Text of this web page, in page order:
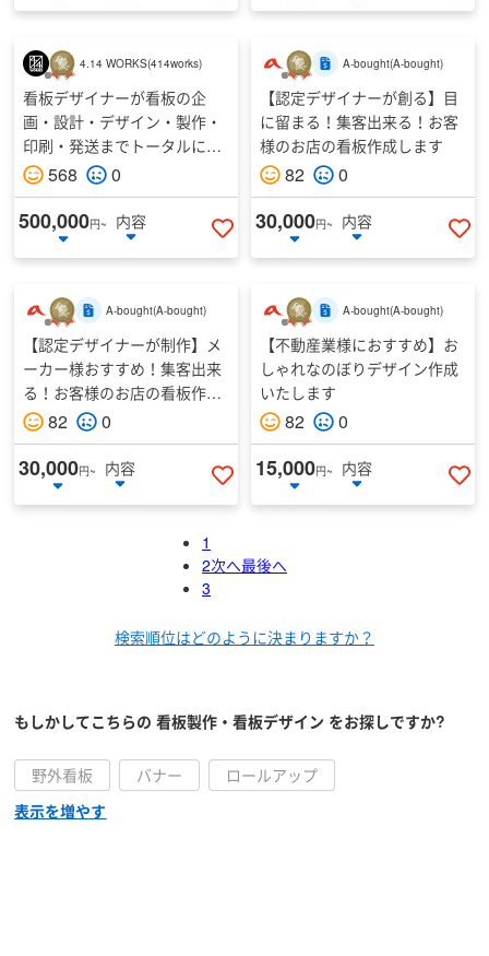
4.14 WORKS(414works)
看板デザイナーが看板の企
画・設計・デザイン・製作・
印刷・発送までトータルに行
います
568 0
500,000円~
内容
いいねする
A-bought(A-bought)
【認定デザイナーが創る】目
に留まる！集客出来る！お客
様のお店の看板作成します
82 0
30,000円~
内容
い
A-bought(A-bought)
【認定デザイナーが制作】メ
ーカー様おすすめ！集客出来
る！お客様のお店の看板作成
します
82 0
30,000円~
内容
いいねする
A-bought(A-bought)
【不動産業様におすすめ】お
しゃれなのぼりデザイン作成
いたします
82 0
15,000円~
内容
い
1
2
3
次へ最後へ
検索順位はどのように決まりますか？
もしかしてこちらの看板製作・看板デザイン をお探しですか?
野外看板 バナー ロールアップ